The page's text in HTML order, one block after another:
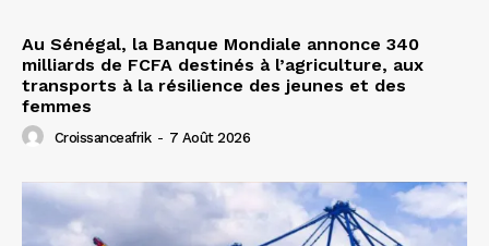
Au Sénégal, la Banque Mondiale annonce 340
milliards de FCFA destinés à l’agriculture, aux
transports à la résilience des jeunes et des
femmes
Croissanceafrik - 7 Août 2026